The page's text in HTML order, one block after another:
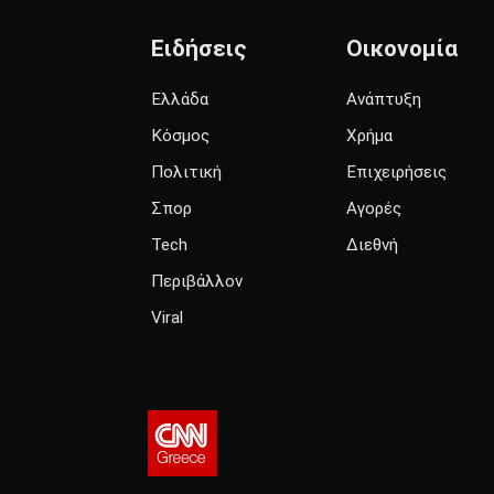
Ειδήσεις
Ελλάδα
Κόσμος
Πολιτική
Σπορ
Tech
Περιβάλλον
Viral
Οικονομία
Ανάπτυξη
Χρήμα
Επιχειρήσεις
Αγορές
Διεθνή